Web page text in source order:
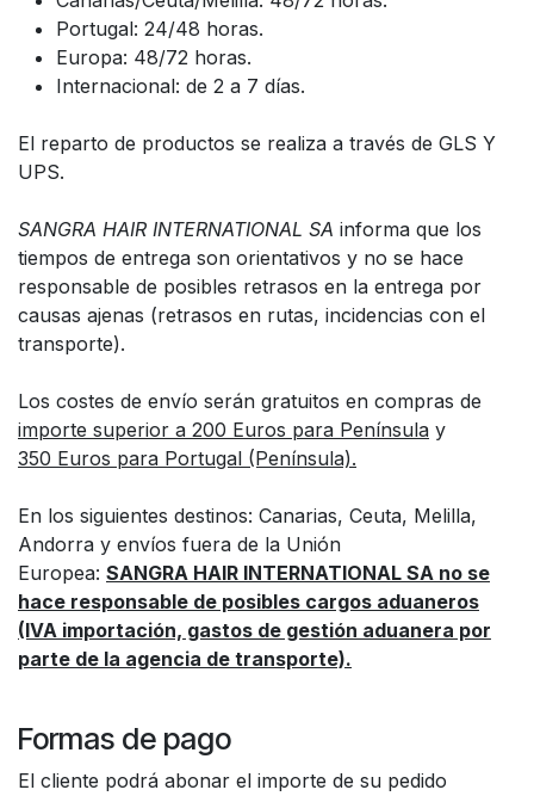
Portugal: 24/48 horas.
Europa: 48/72 horas.
Internacional: de 2 a 7 días.
El reparto de productos se realiza a través de GLS Y
UPS.
SANGRA HAIR INTERNATIONAL SA informa que los
tiempos de entrega son orientativos y no se hace
responsable de posibles retrasos en la entrega por
causas ajenas (retrasos en rutas, incidencias con el
transporte).
Los costes de envío serán gratuitos en compras de
importe superior a 200 Euros para Península y
350 Euros para Portugal (Península).
En los siguientes destinos: Canarias, Ceuta, Melilla,
Andorra y envíos fuera de la Unión
Europea: SANGRA HAIR INTERNATIONAL SA no se
hace responsable de posibles cargos aduaneros
(IVA importación, gastos de gestión aduanera por
parte de la agencia de transporte).
Formas de pago
El cliente podrá abonar el importe de su pedido